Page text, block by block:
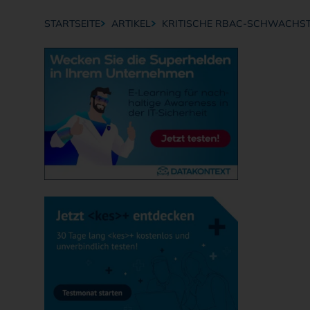
Breadcrumb-Navigation
STARTSEITE ARTIKEL KRITISCHE RBAC-